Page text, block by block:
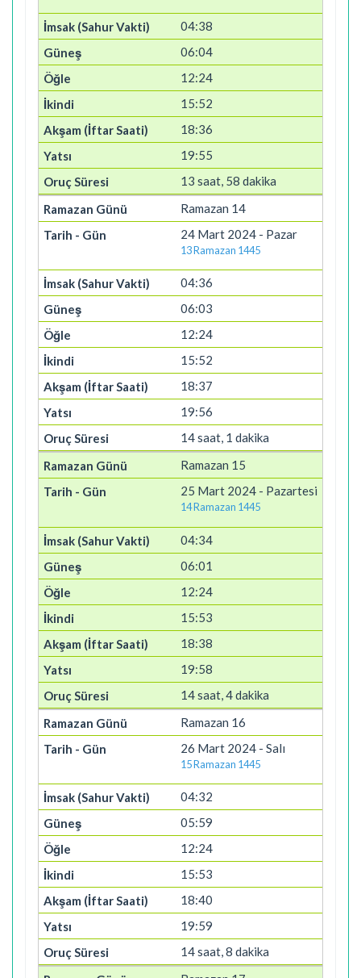
04:38
06:04
12:24
15:52
18:36
19:55
13 saat, 58 dakika
Ramazan 14
24 Mart 2024 - Pazar
13 Ramazan 1445
04:36
06:03
12:24
15:52
18:37
19:56
14 saat, 1 dakika
Ramazan 15
25 Mart 2024 - Pazartesi
14 Ramazan 1445
04:34
06:01
12:24
15:53
18:38
19:58
14 saat, 4 dakika
Ramazan 16
26 Mart 2024 - Salı
15 Ramazan 1445
04:32
05:59
12:24
15:53
18:40
19:59
14 saat, 8 dakika